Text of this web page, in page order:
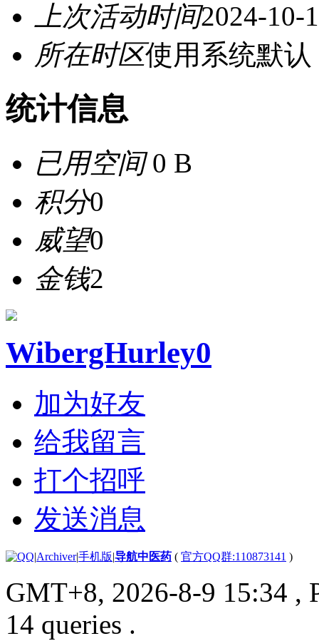
上次活动时间2024-10-
所在时区使用系统默认
统计信息
已用空间0 B
积分0
威望0
金钱2
WibergHurley0
加为好友
给我留言
打个招呼
发送消息
|Archiver|手机版|导航中医药 ( 官方QQ群:110873141 )
GMT+8, 2026-8-9 15:34 ,
14 queries .